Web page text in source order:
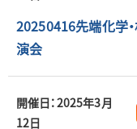
20250416先端化学
演会
開催日：2025年3月
12日